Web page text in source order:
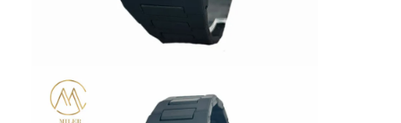
Kwarcowy zegarek na rękę
Zegarek z paskiem ze stali nierdzewnej